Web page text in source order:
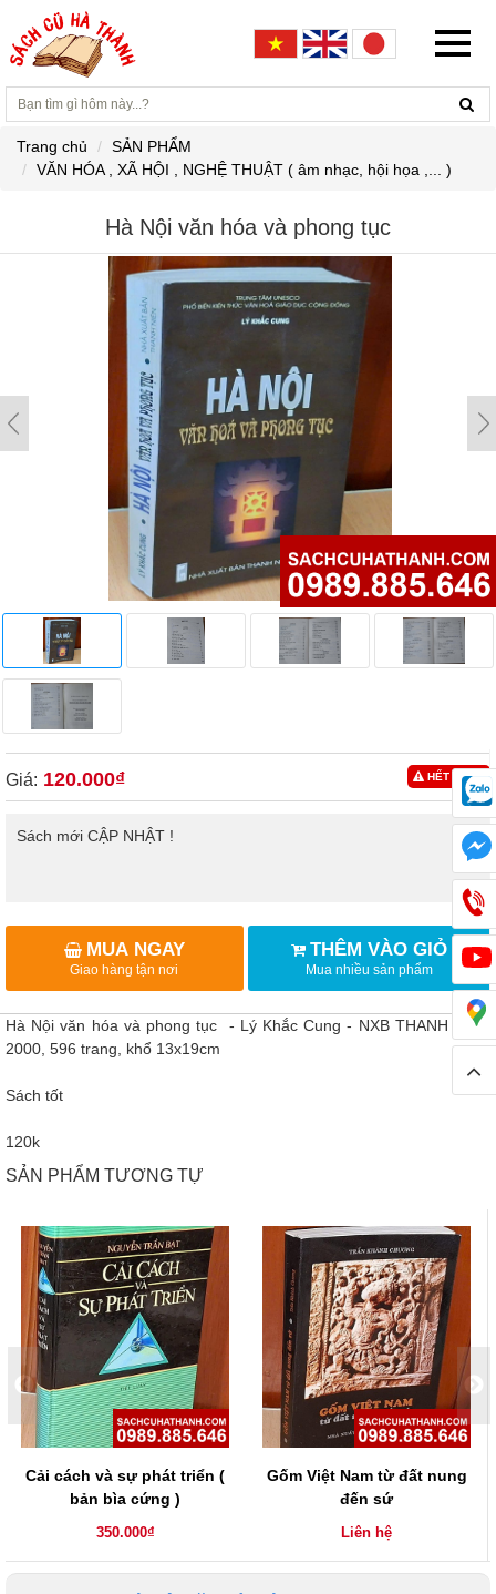
Trang chủ
SẢN PHẨM
VĂN HÓA , XÃ HỘI , NGHỆ THUẬT ( âm nhạc, hội họa ,... )
Hà Nội văn hóa và phong tục
HẾT HÀNG
Giá: 120.000₫
Sách mới CẬP NHẬT !
MUA NGAY
Giao hàng tận nơi
THÊM VÀO GIỎ
Mua nhiều sản phẩm
Hà Nội văn hóa và phong tục - Lý Khắc Cung - NXB THANH NIÊN
2000, 596 trang, khổ 13x19cm
Sách tốt
120k
SẢN PHẨM TƯƠNG TỰ
Cải cách và sự phát triển (
bản bìa cứng )
350.000₫
Gốm Việt Nam từ đất nung
đến sứ
Liên hệ